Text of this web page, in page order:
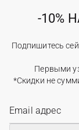
-10%
Подпишитесь
Первыми
*Скидки не